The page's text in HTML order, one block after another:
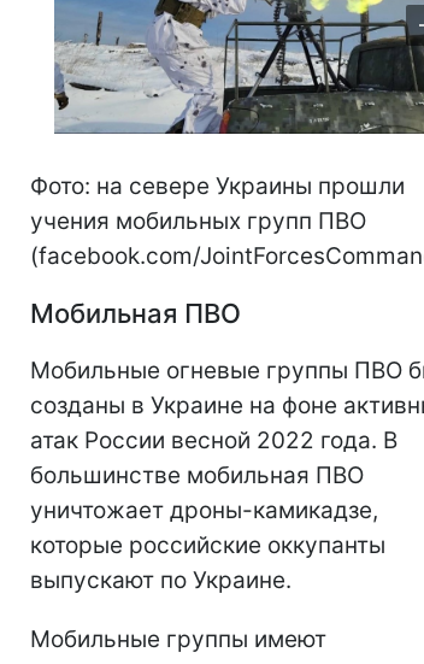
Фото: на севере Украины прошли
учения мобильных групп ПВО
(facebook.com/
Мобильная ПВО
Мобильные огневые группы ПВО
созданы в Украине на фоне
атак России весной 2022 года. В
большинстве мобильная ПВО
уничтожает дроны-камикадзе,
которые российские оккупанты
выпускают по Украине.
Мобильные группы имеют